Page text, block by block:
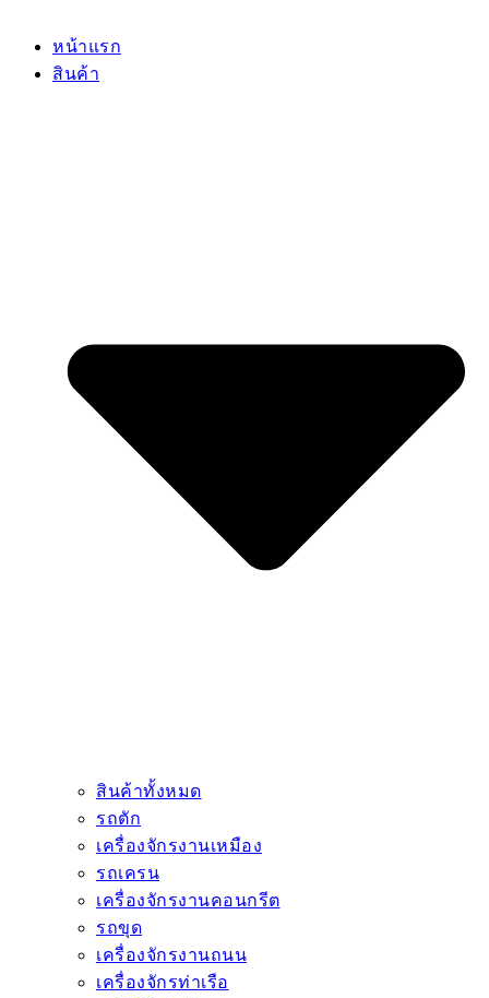
หน้าแรก
สินค้า
สินค้าทั้งหมด
รถตัก
เครื่องจักรงานเหมือง
รถเครน
เครื่องจักรงานคอนกรีต
รถขุด
เครื่องจักรงานถนน
เครื่องจักรท่าเรือ